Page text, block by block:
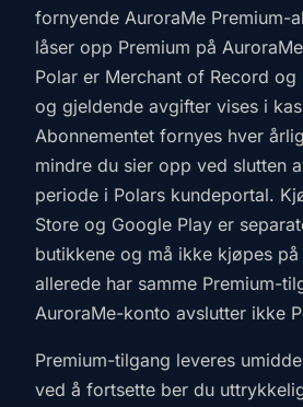
fornyende AuroraMe Premium-
låser opp Premium på
Polar er Merchant of Record og
og gjeldende avgifter vises i
Abonnementet fornyes hver
mindre du sier opp ved slutten
periode i Polars kundeportal.
Store og Google Play er
butikkene og må ikke kjøpes
allerede har samme Premium-
AuroraMe-konto avslutter ikke
Premium-tilgang leveres
ved å fortsette ber du